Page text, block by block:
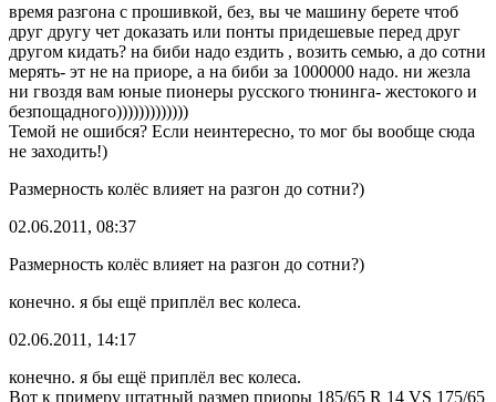
время разгона с прошивкой, без, вы че машину берете чтоб
друг другу чет доказать или понты придешевые перед друг
другом кидать? на биби надо ездить , возить семью, а до сотни
мерять- эт не на приоре, а на биби за 1000000 надо. ни жезла
ни гвоздя вам юные пионеры русского тюнинга- жестокого и
безпощадного)))))))))))))
Темой не ошибся? Если неинтересно, то мог бы вообще сюда
не заходить!)
Размерность колёс влияет на разгон до сотни?)
02.06.2011, 08:37
Размерность колёс влияет на разгон до сотни?)
конечно. я бы ещё приплёл вес колеса.
02.06.2011, 14:17
конечно. я бы ещё приплёл вес колеса.
Вот к примеру штатный размер приоры 185/65 R 14 VS 175/65